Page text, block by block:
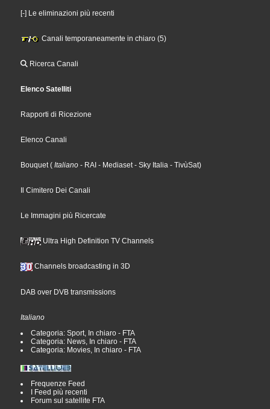
[-] Le eliminazioni più recenti
Canali temporaneamente in chiaro (5)
Ricerca Canali
Elenco Satelliti
Rapporti di Ricezione
Elenco Canali
Bouquet ( Italiano - RAI - Mediaset - Sky Italia - TivùSat)
Il Cimitero Dei Canali
Le Immagini più Ricercate
Ultra High Definition TV Channels
Channels broadcasting in 3D
DAB over DVB transmissions
Italiano
Categoria: Sport, In chiaro - FTA
Categoria: News, In chiaro - FTA
Categoria: Movies, In chiaro - FTA
Frequenze Feed
I Feed più recenti
Forum sul satellite FTA